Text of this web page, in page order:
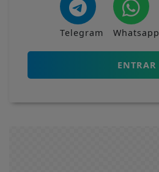
Telegram Whatsapp
ENTRAR